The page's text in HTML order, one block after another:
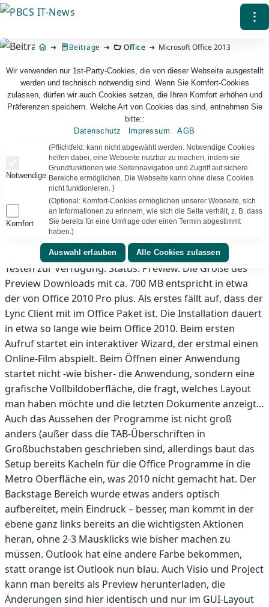
Direkt
Inhalt
⁝
Beiträge Office Microsoft Office 2013
PBCS IT-News – IT. Web. Einfach. Webdesign, Analyse & Beratung
Microsoft Office 2013
Ein Veröffentlichungstermin wurde noch nicht genannt,
das Fiskaljahr von Microsoft beginnt aber am 01.07.
eines Jahres – also spätestens bis Juni 2014 muss Office
2013 fertig sein :). Derzeit steht eine Professional Plus
Version in 32 und 64 Bit für MSDN-Abonnenten zum
Testen zur Verfügung. Status: Preview. Die Größe des
Preview Downloads mit ca. 700 MB entspricht in etwa
der von Office 2010 Pro plus. Als erstes fällt auf, dass der
Lync Client mit im Office Paket ist. Die Installation dauert
in etwa so lange wie beim Office 2010. Beim ersten
Aufruf startet ein interaktiver Wizard, der erstmal einen
Online-Film abspielt. Beim Öffnen einer Anwendung
startet nicht -wie bisher- die Anwendung, sondern eine
grafische Vollbildoberfläche, die fragt, welches Layout
man haben möchte und die letzten Dokumente anzeigt…
Auch das Aussehen der Programme ist nicht groß
anders (außer dass die TAB-Überschriften in
Großbuchstaben geschrieben sind, allerdings baut das
Setup bereits Kacheln für die Office Programme in die
Metro Oberfläche ein, was 2010 nicht gemacht hat. Der
Backstage Bereich wurde etwas anders optisch
aufbereitet, mein Eindruck – besser, man kommt in der
ebene ganz links bereits an die wichtigsten Aktionen
heran, ohne 2-3 Mausklicks wie bisher machen zu
müssen. Outlook hat eine andere Farbe bekommen,
statt orange ist Outlook nun blau. Auch Visio und Project
kann man bereits als Preview herunterladen, die
Änderungen sind hier identisch und nur im GUI-Layout
Wir verwenden nur 1st-Party-Cookies, die von dieser Webseite ausgestellt
werden und technisch notwendig sind. Wenn Sie Komfort-Cookies
zulassen, dürfen wir auch Cookies setzen, die Ihren Komfort erhöhen und
Präferenzen speichern. Welche Art von Cookies das sind, entnehmen Sie
bitte::
Datenschutz
Impressum AGB
Notwendige
(Pflichtfeld: kann nicht abgewählt werden. Notwendige Cookies
helfen dabei, eine Webseite nutzbar zu machen, indem sie
Grundfunktionen wie Seitennavigation und Zugriff auf sichere
Bereiche ermöglichen. Die Webseite kann ohne diese Cookies
nicht funktionieren. )
Komfort
(Optional: Komfort-Cookies ermöglichen unserer Webseite, sich
an Informationen zu erinnern, wie sich die Seite verhält, z. B. dass
Sie bereits für eine Umfrage oder einen Termin abgestimmt
haben.)